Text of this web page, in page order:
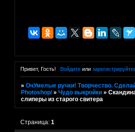
Привет, Гость! Войдитеили
»ОчУмелые ручки! Творчество.
Photoshop/ »Чудо выкройки »
слиперы из старого свитера
Страница:1